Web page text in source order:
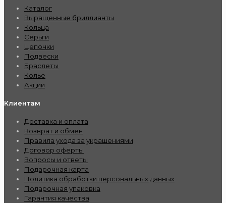
Каталог
Выращенные бриллианты
Кольца
Серьги
Цепочки
Подвески
Браслеты
Колье
Акции
Клиентам
Доставка и оплата
Возврат и обмен
Правила ухода за украшениями
Договор оферты
Вопросы и ответы
Подарочная карта
Политика обработки персональных данных
Подарочная упаковка
Гарантия качества